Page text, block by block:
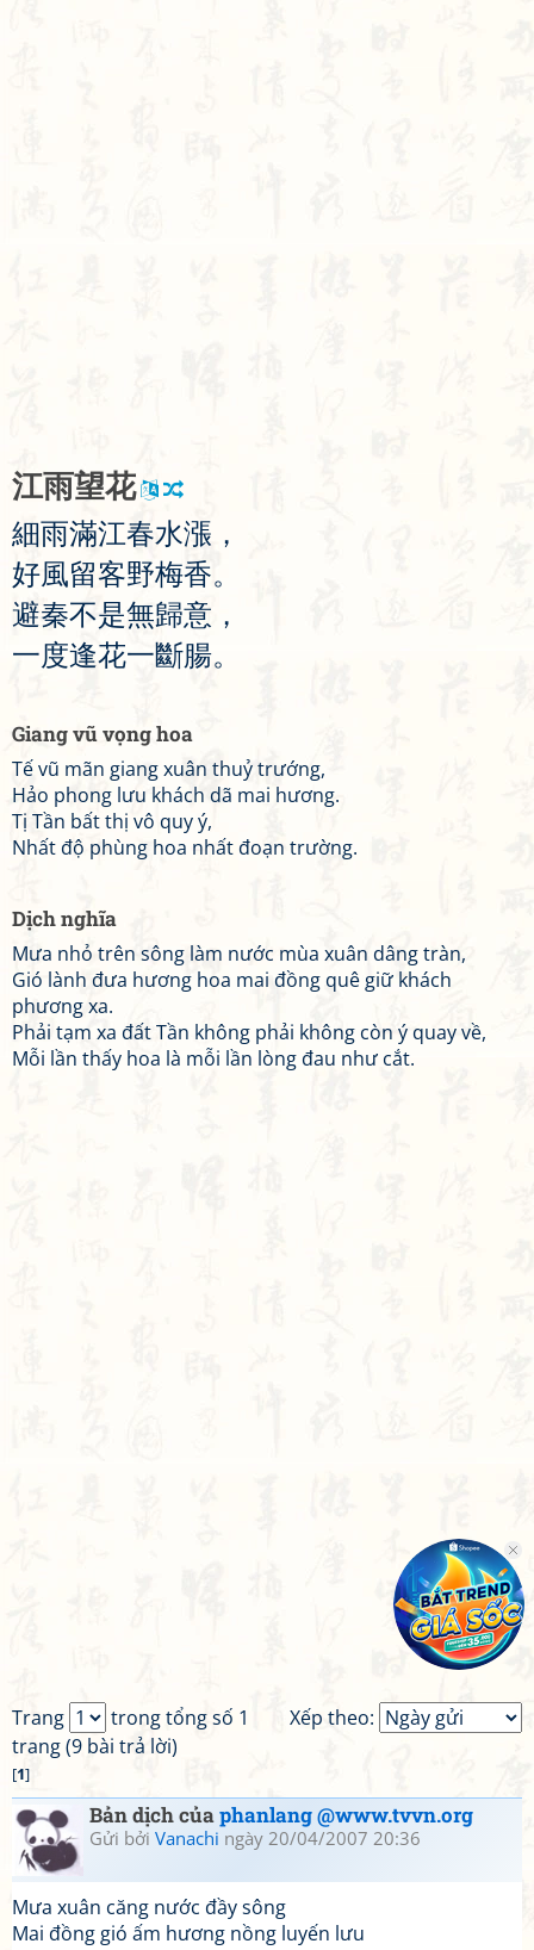
江雨望花
細雨滿江春水漲 ，
好風留客野梅香。
避秦不是無歸意 ，
一度逢花一斷腸。
Giang vũ vọng hoa
Tế vũ mãn giang xuân thuỷ trướng,
Hảo phong lưu khách dã mai hương.
Tị Tần bất thị vô quy ý,
Nhất độ phùng hoa nhất đoạn trường.
Dịch nghĩa
Mưa nhỏ trên sông làm nước mùa xuân dâng tràn,
Gió lành đưa hương hoa mai đồng quê giữ khách
phương xa.
Phải tạm xa đất Tần không phải không còn ý quay về,
Mỗi lần thấy hoa là mỗi lần lòng đau như cắt.
Xếp theo:
Trang
trong tổng số 1
trang (9 bài trả lời)
[1]
Bản dịch củaphanlang @www.tvvn.org
Gửi bởi Vanachi ngày 20/04/2007 20:36
Mưa xuân căng nước đầy sông
Mai đồng gió ấm hương nồng luyến lưu